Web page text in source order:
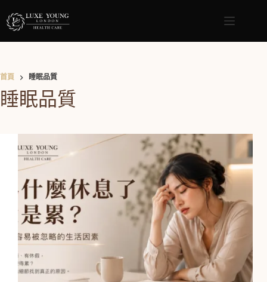
首頁 睡眠品質
睡眠品質